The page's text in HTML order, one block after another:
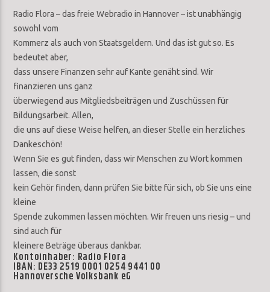
Radio Flora – das freie Webradio in Hannover – ist unabhängig
sowohl vom
Kommerz als auch von Staatsgeldern. Und das ist gut so. Es
bedeutet aber,
dass unsere Finanzen sehr auf Kante genäht sind. Wir
finanzieren uns ganz
überwiegend aus Mitgliedsbeiträgen und Zuschüssen für
Bildungsarbeit. Allen,
die uns auf diese Weise helfen, an dieser Stelle ein herzliches
Dankeschön!
Wenn Sie es gut finden, dass wir Menschen zu Wort kommen
lassen, die sonst
kein Gehör finden, dann prüfen Sie bitte für sich, ob Sie uns eine
kleine
Spende zukommen lassen möchten. Wir freuen uns riesig – und
sind auch für
kleinere Beträge überaus dankbar.
Kontoinhaber: Radio Flora
IBAN: DE33 2519 0001 0254 9441 00
Hannoversche Volksbank eG